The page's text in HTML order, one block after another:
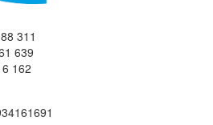
311
639
162